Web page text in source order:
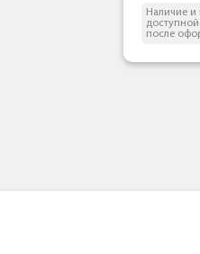
Наличие и
после